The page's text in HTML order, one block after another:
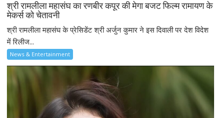
श्री रामलीला महासंघ का रणबीर कपूर की मेगा बजट फिल्म रामायण के
मेकर्स को चेतावनी
श्री रामलीला महासंघ के प्रेसिडेंट श्री अर्जुन कुमार ने इस दिवाली पर देश विदेश
में रिलीज...
News & Entertainment